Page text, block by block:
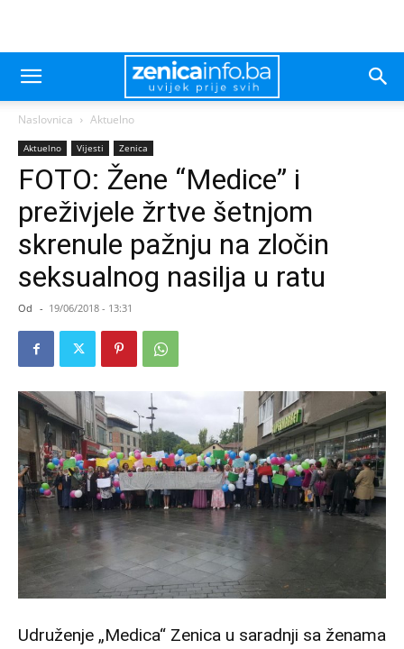
Naslovnica Aktuelno
Aktuelno Vijesti Zenica
FOTO: Žene “Medice” i
preživjele žrtve šetnjom
skrenule pažnju na zločin
seksualnog nasilja u ratu
Od - 19/06/2018 - 13:31
Udruženje „Medica“ Zenica u saradnji sa ženama